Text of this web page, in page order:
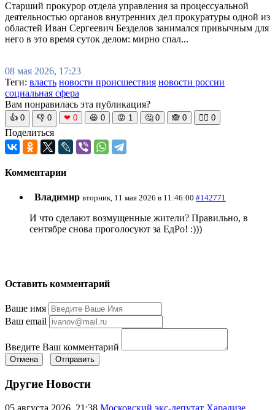
Старший прокурор отдела управления за процессуальной
деятельностью органов внутренних дел прокуратуры одной из
областей Иван Сергеевич Безделов занимался привычным для
него в это время суток делом: мирно спал...
08 мая 2026, 17:23
Теги: власть новости происшествия новости россии
социальная сфера
Вам понравилась эта публикация?
👍 0 👎 0 ❤ 0 😆 0 😡 1 🤔 0 🙈 0 🧘‍♀️ 0
Поделиться
Комментарии
Владимир вторник, 11 мая 2026 в 11:46:00 #142771
И что сделают возмущенные жители? Правильно, в
сентябре снова проголосуют за ЕдРо! :)))
Оставить комментарий
Ваше имя
Ваш email
Введите Ваш комментарий
Отмена Отправить
Другие Новости
05 августа 2026, 21:38 Московский экс-депутат Харадизе